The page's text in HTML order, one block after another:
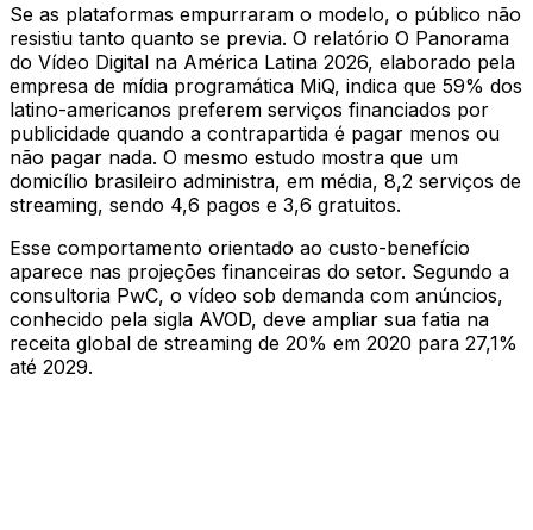
Se as plataformas empurraram o modelo, o público não
resistiu tanto quanto se previa. O relatório O Panorama
do Vídeo Digital na América Latina 2026, elaborado pela
empresa de mídia programática MiQ, indica que 59% dos
latino-americanos preferem serviços financiados por
publicidade quando a contrapartida é pagar menos ou
não pagar nada. O mesmo estudo mostra que um
domicílio brasileiro administra, em média, 8,2 serviços de
streaming, sendo 4,6 pagos e 3,6 gratuitos.
Esse comportamento orientado ao custo-benefício
aparece nas projeções financeiras do setor. Segundo a
consultoria PwC, o vídeo sob demanda com anúncios,
conhecido pela sigla AVOD, deve ampliar sua fatia na
receita global de streaming de 20% em 2020 para 27,1%
até 2029.